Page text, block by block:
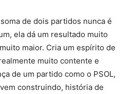
de dois partidos nunca é
ela dá um resultado muito
maior. Cria um espírito de
muito contente e
de um partido como o PSOL,
construindo, história de